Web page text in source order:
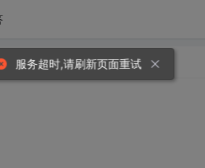
服务超时,请刷新页面重试